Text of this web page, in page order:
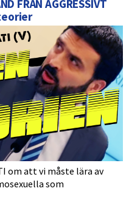
FRÅN AGGRESSIVT
om att vi måste lära av
som